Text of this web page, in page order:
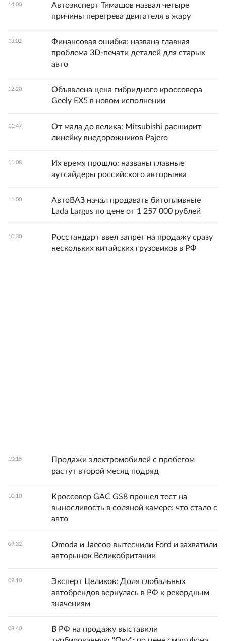
14:00
Автоэксперт Тимашов назвал четыре
причины перегрева двигателя в жару
13:02
Финансовая ошибка: названа главная
проблема 3D-печати деталей для старых
авто
12:20
Объявлена цена гибридного кроссовера
Geely EX5 в новом исполнении
11:47
От мала до велика: Mitsubishi расширит
линейку внедорожников Pajero
11:08
Их время прошло: названы главные
аутсайдеры российского авторынка
11:00
АвтоВАЗ начал продавать битопливные
Lada Largus по цене от 1 257 000 рублей
10:30
Росстандарт ввел запрет на продажу сразу
нескольких китайских грузовиков в РФ
10:15
Продажи электромобилей с пробегом
растут второй месяц подряд
10:10
Кроссовер GAC GS8 прошел тест на
выносливость в соляной камере: что стало с
авто
09:32
Omoda и Jaecoo вытеснили Ford и захватили
авторынок Великобритании
09:10
Эксперт Целиков: Доля глобальных
автобрендов вернулась в РФ к рекордным
значениям
08:40
В РФ на продажу выставили